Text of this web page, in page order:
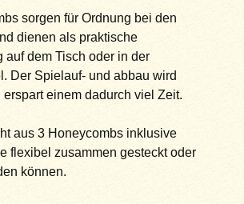
sorgen für Ordnung bei den
dienen als praktische
auf dem Tisch oder in der
Der Spielauf- und abbau wird
einem dadurch viel Zeit.
aus 3 Honeycombs inklusive
flexibel zusammen gesteckt oder
können.